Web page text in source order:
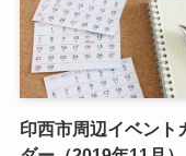
印西市周辺イベント